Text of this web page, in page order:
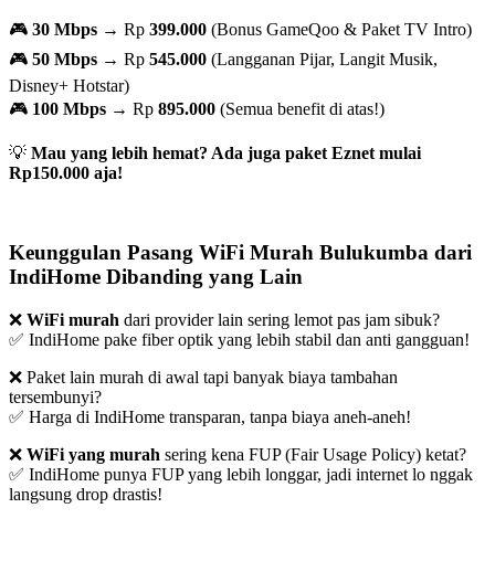
🎮 30 Mbps → Rp 399.000 (Bonus GameQoo & Paket TV Intro)
🎮 50 Mbps → Rp 545.000 (Langganan Pijar, Langit Musik,
Disney+ Hotstar)
🎮 100 Mbps → Rp 895.000 (Semua benefit di atas!)
💡 Mau yang lebih hemat? Ada juga paket Eznet mulai
Rp150.000 aja!
Keunggulan Pasang WiFi Murah Bulukumba dari
IndiHome Dibanding yang Lain
❌ WiFi murah dari provider lain sering lemot pas jam sibuk?
✅ IndiHome pake fiber optik yang lebih stabil dan anti gangguan!
❌ Paket lain murah di awal tapi banyak biaya tambahan
tersembunyi?
✅ Harga di IndiHome transparan, tanpa biaya aneh-aneh!
❌ WiFi yang murah sering kena FUP (Fair Usage Policy) ketat?
✅ IndiHome punya FUP yang lebih longgar, jadi internet lo nggak
langsung drop drastis!